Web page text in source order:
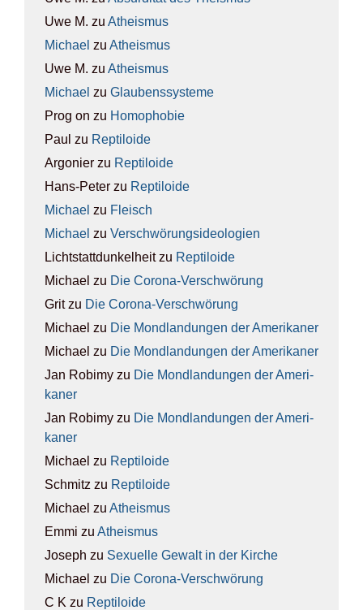
Uwe M. zu Athe­is­mus
Michael zu Athe­is­mus
Uwe M. zu Athe­is­mus
Michael zu Glau­bens­sys­te­me
Prog on zu Homo­pho­bie
Paul zu Rep­ti­lo­ide
Argonier zu Rep­ti­lo­ide
Hans-Peter zu Rep­ti­lo­ide
Michael zu Fleisch
Michael zu Ver­schwö­rungs­ideo­lo­gien
Lichtstattdunkelheitzu Rep­ti­lo­ide
Michael zu Die Coro­na-Ver­schwö­rung
Gritzu Die Coro­na-Ver­schwö­rung
Michael zu Die Mond­lan­dun­gen der Ame­ri­ka­ner
Michael zu Die Mond­lan­dun­gen der Ame­ri­ka­ner
Jan Robimy zu Die Mond­lan­dun­gen der Ame­ri­
ka­ner
Jan Robimy zu Die Mond­lan­dun­gen der Ame­ri­
ka­ner
Michael zu Rep­ti­lo­ide
Schmitz zu Rep­ti­lo­ide
Michael zu Athe­is­mus
Emmi zu Athe­is­mus
Joseph zu Sexu­el­le Gewalt in der Kir­che
Michael zu Die Coro­na-Ver­schwö­rung
C K zu Rep­ti­lo­ide